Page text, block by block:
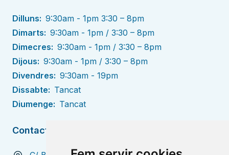
Dilluns: 9:30am - 1pm 3:30 – 8pm
Dimarts: 9:30am - 1pm / 3:30 – 8pm
Dimecres: 9:30am - 1pm / 3:30 – 8pm
Dijous: 9:30am - 1pm / 3:30 – 8pm
Divendres: 9:30am - 19pm
Dissabte: Tancat
Diumenge: Tancat
Contacte